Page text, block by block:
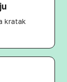
kratak